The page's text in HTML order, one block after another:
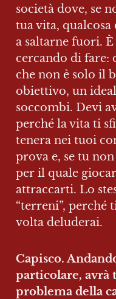
società dove, se
tua vita,
a saltarne fuori.
cercando di fare:
che non è solo il
obiettivo, un
soccombi. Devi
perché la vita ti
tenera nei tuoi
prova e, se tu
per il quale
attraccarti. Lo
“terreni”, perché
volta deluderai.
Capisco.
particolare, avrà
problema della